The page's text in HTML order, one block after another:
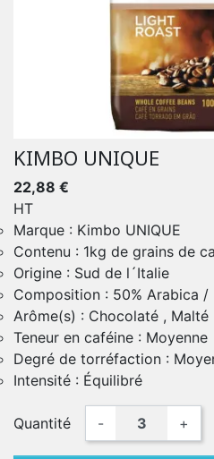
KIMBO UNIQUE
22,88 €
HT
Marque : Kimbo UNIQUE
Contenu : 1kg de grains de
Origine : Sud de l´Italie
Composition : 50% Arabica /
Arôme(s) : Chocolaté , Malté
Teneur en caféine : Moyenne
Degré de torréfaction :
Intensité : Équilibré
Quantité - +